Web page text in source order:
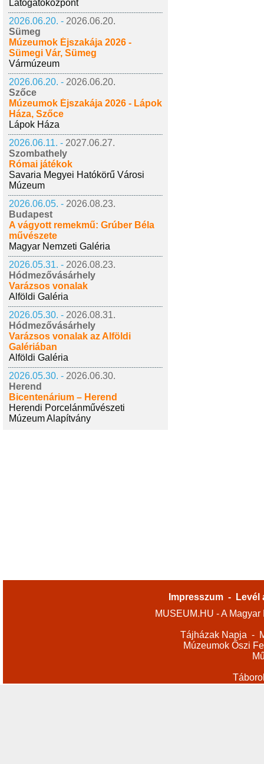
Látogatóközpont
2026.06.20. - 2026.06.20.
Sümeg
Múzeumok Éjszakája 2026 -
Sümegi Vár, Sümeg
Vármúzeum
2026.06.20. - 2026.06.20.
Szőce
Múzeumok Éjszakája 2026 - Lápok
Háza, Szőce
Lápok Háza
2026.06.11. - 2027.06.27.
Szombathely
Római játékok
Savaria Megyei Hatókörű Városi
Múzeum
2026.06.05. - 2026.08.23.
Budapest
A vágyott remekmű: Grúber Béla
művészete
Magyar Nemzeti Galéria
2026.05.31. - 2026.08.23.
Hódmezővásárhely
Varázsos vonalak
Alföldi Galéria
2026.05.30. - 2026.08.31.
Hódmezővásárhely
Varázsos vonalak az Alföldi
Galériában
Alföldi Galéria
2026.05.30. - 2026.06.30.
Herend
Bicentenárium – Herend
Herendi Porcelánművészeti
Múzeum Alapítvány
Impresszum -
Levél
MUSEUM.HU - A
Tájházak Napja -
Múzeumok Őszi